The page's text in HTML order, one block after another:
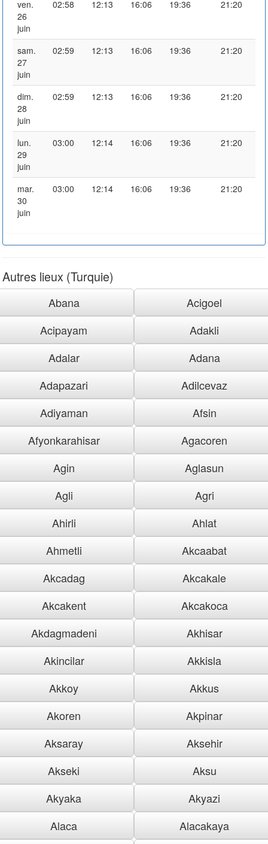
ven.
26
juin
02:58 12:13 16:06 19:36 21:20
sam.
27
juin
02:59 12:13 16:06 19:36 21:20
dim.
28
juin
02:59 12:13 16:06 19:36 21:20
lun.
29
juin
03:00 12:14 16:06 19:36 21:20
mar.
30
juin
03:00 12:14 16:06 19:36 21:20
Autres lieux (Turquie)
Abana
Acigoel
Acipayam
Adakli
Adalar
Adana
Adapazari
Adilcevaz
Adiyaman
Afsin
Afyonkarahisar
Agacoren
Agin
Aglasun
Agli
Agri
Ahirli
Ahlat
Ahmetli
Akcaabat
Akcadag
Akcakale
Akcakent
Akcakoca
Akdagmadeni
Akhisar
Akincilar
Akkisla
Akkoy
Akkus
Akoren
Akpinar
Aksaray
Aksehir
Akseki
Aksu
Akyaka
Akyazi
Alaca
Alacakaya